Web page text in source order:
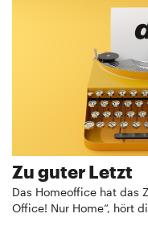
Zu guter Letzt
Das Homeoffice hat das
Office! Nur Home“, hört